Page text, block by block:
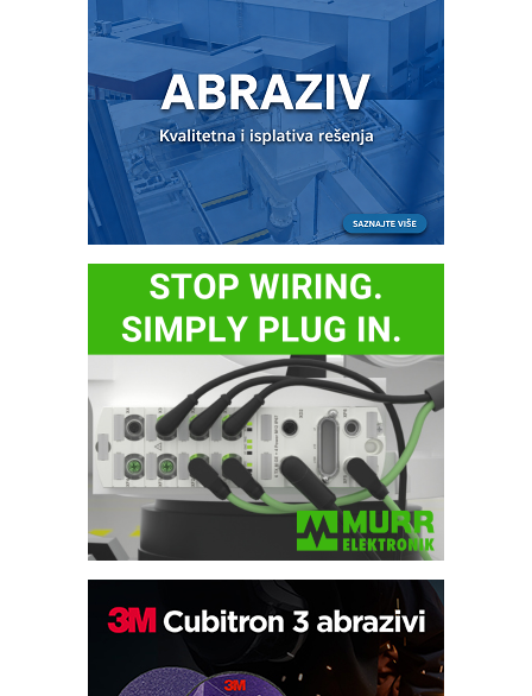
IB BLUMENAUER - više od 40 godina
poverenja u industriji
COMBYPACK